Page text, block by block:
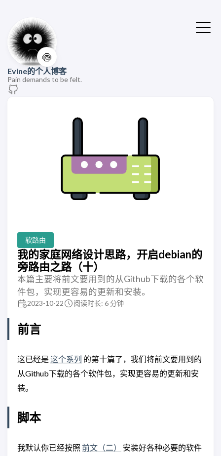
🍥
Evine的个人博客
Pain demands to be felt.
软路由
我的家庭网络设计思路，开启debian的
旁路由之路（十）
本篇主要将前文要用到的从Github下载的各个软
件包，实现更容易的更新和安装。
2023-10-22 阅读时长: 6 分钟
前言
这已经是 这个系列 的第十篇了，我们将前文要用到的
从Github下载的各个软件包，实现更容易的更新和安
装。
脚本
我默认你已经按照 前文（二）
安装好各种必要的软件